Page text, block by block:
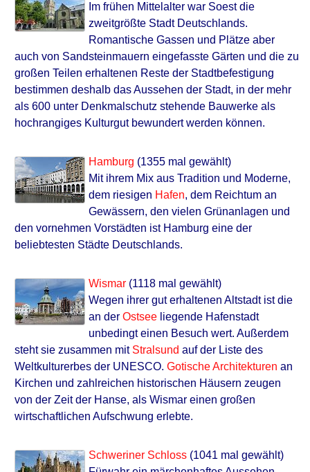
Im frühen Mittelalter war Soest die
zweitgrößte Stadt Deutschlands.
Romantische Gassen und Plätze aber
auch von Sandsteinmauern eingefasste Gärten und die zu
großen Teilen erhaltenen Reste der Stadtbefestigung
bestimmen deshalb das Aussehen der Stadt, in der mehr
als 600 unter Denkmalschutz stehende Bauwerke als
hochrangiges Kulturgut bewundert werden können.
Hamburg (1355 mal gewählt)
Mit ihrem Mix aus Tradition und Moderne,
dem riesigen Hafen, dem Reichtum an
Gewässern, den vielen Grünanlagen und
den vornehmen Vorstädten ist Hamburg eine der
beliebtesten Städte Deutschlands.
Wismar (1118 mal gewählt)
Wegen ihrer gut erhaltenen Altstadt ist die
an der Ostsee liegende Hafenstadt
unbedingt einen Besuch wert. Außerdem
steht sie zusammen mit Stralsund auf der Liste des
Weltkulturerbes der UNESCO. Gotische Architekturen an
Kirchen und zahlreichen historischen Häusern zeugen
von der Zeit der Hanse, als Wismar einen großen
wirtschaftlichen Aufschwung erlebte.
Schweriner Schloss (1041 mal gewählt)